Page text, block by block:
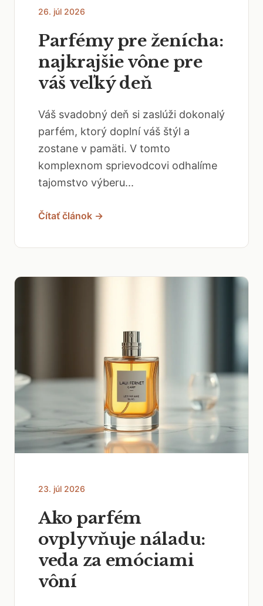
26. júl 2026
Parfémy pre ženícha:
najkrajšie vône pre
váš veľký deň
Váš svadobný deň si zaslúži dokonalý
parfém, ktorý doplní váš štýl a
zostane v pamäti. V tomto
komplexnom sprievodcovi odhalíme
tajomstvo výberu...
Čítať článok →
23. júl 2026
Ako parfém
ovplyvňuje náladu:
veda za emóciami
vôní